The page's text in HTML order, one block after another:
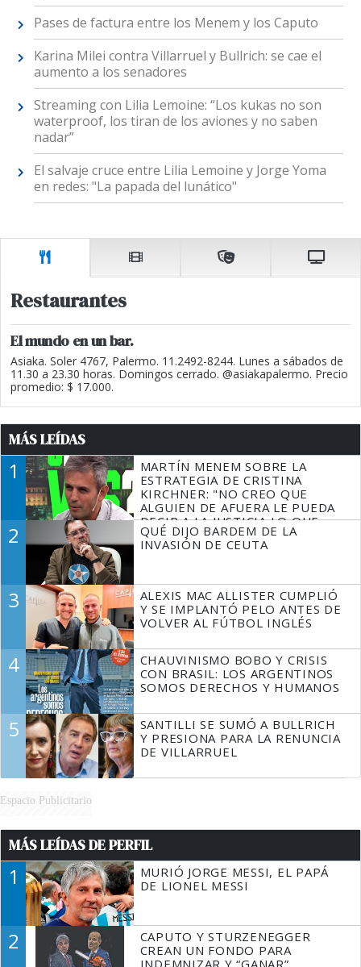
Pases de factura entre los Menem y los Caputo
Karina Milei contra Villarruel y Bullrich: se cae el
aumento a los senadores
Streaming con Lilia Lemoine: “Los kukas no son
waterproof, los tiran de los aviones y no saben
nadar”
El salvaje cruce entre Lilia Lemoine y Jorge Yoma
en redes: "La papada del lunático"
Restaurantes
El mundo en un bar.
Asiaka. Soler 4767, Palermo. 11.2492-8244. Lunes a sábados de
11.30 a 23.30 horas. Domingos cerrado. @asiakapalermo. Precio
promedio: $ 17.000.
MÁS LEÍDAS
1
MARTÍN MENEM SOBRE LA
ESTRATEGIA DE CRISTINA
KIRCHNER: "NO CREO QUE
ALGUIEN DE AFUERA LE PUEDA
DECIR A LA JUSTICIA LO QUE
TIENE QUE HACER"
2
QUÉ DIJO BARDEM DE LA
INVASIÓN DE CEUTA
3
ALEXIS MAC ALLISTER CUMPLIÓ
Y SE IMPLANTÓ PELO ANTES DE
VOLVER AL FÚTBOL INGLÉS
4
CHAUVINISMO BOBO Y CRISIS
CON BRASIL: LOS ARGENTINOS
SOMOS DERECHOS Y HUMANOS
5
SANTILLI SE SUMÓ A BULLRICH
Y PRESIONA PARA LA RENUNCIA
DE VILLARRUEL
Espacio Publicitario
MÁS LEÍDAS DE PERFIL
1
MURIÓ JORGE MESSI, EL PAPÁ
DE LIONEL MESSI
2
CAPUTO Y STURZENEGGER
CREAN UN FONDO PARA
INDEMNIZAR Y “GANAR”